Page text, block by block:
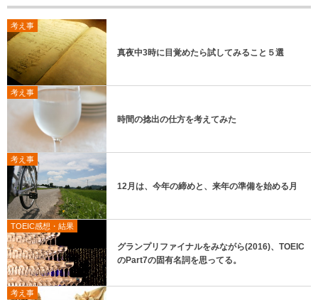
考え事
真夜中3時に目覚めたら試してみること５選
考え事
時間の捻出の仕方を考えてみた
考え事
12月は、今年の締めと、来年の準備を始める月
TOEIC感想・結果
グランプリファイナルをみながら(2016)、TOEIC
のPart7の固有名詞を思ってる。
考え事